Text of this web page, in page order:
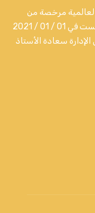
مرخصة من
الهيئة العامة لتنظيم الإعلام رقم (1100666) تأسست في 01 / 01 / 2021
سعادة الأستاذ